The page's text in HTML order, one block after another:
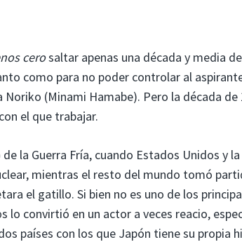
cerosaltar apenas una década y media
como para no poder controlar al
(Minami Hamabe). Pero la década
el que trabajar.
la Guerra Fría, cuando Estados Unidos y la
mientras el resto del mundo tomó
el gatillo. Si bien no es uno de los
lo convirtió en un actor a veces reacio,
países con los que Japón tiene su propia